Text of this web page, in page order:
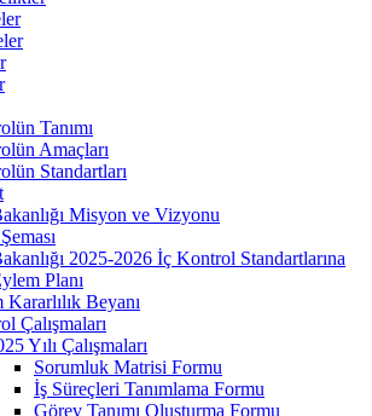
Tanımı
Amaçları
Standartları
Misyon ve Vizyonu
2025-2026 İç Kontrol Standartlarına
Planı
Beyanı
Çalışmaları
Yılı Çalışmaları
Sorumluk Matrisi Formu
İş Süreçleri Tanımlama Formu
Görev Tanımı Oluşturma Formu